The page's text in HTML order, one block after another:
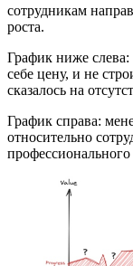
сотрудникам
роста.
График ниже слева:
себе цену, и не
сказалось на
График справа:
относительно
профессионального